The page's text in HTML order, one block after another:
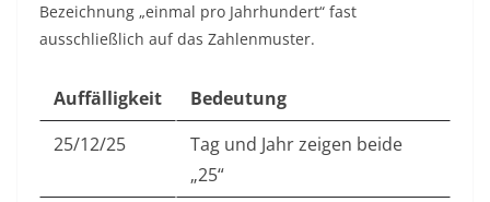
Bezeichnung „einmal pro Jahrhundert“ fast
ausschließlich auf das Zahlenmuster.
Auffälligkeit
Bedeutung
25/12/25
Tag und Jahr zeigen beide
„25“